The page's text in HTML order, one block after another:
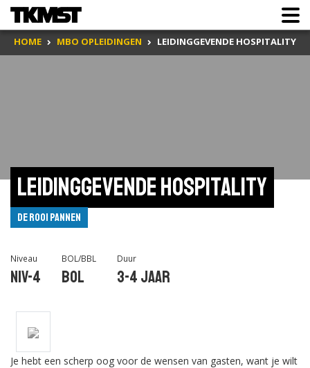
HOME MBO OPLEIDINGEN LEIDINGGEVENDE HOSPITALITY
Leidinggevende hospitality
De Rooi Pannen
Niveau
Niv-4
BOL/BBL
BOL
Duur
3-4 jaar
Je hebt een scherp oog voor de wensen van gasten, want je wilt